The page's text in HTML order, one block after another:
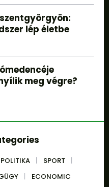
lép életbe
meg végre?
POLITIKA
SPORT
ECONOMIC